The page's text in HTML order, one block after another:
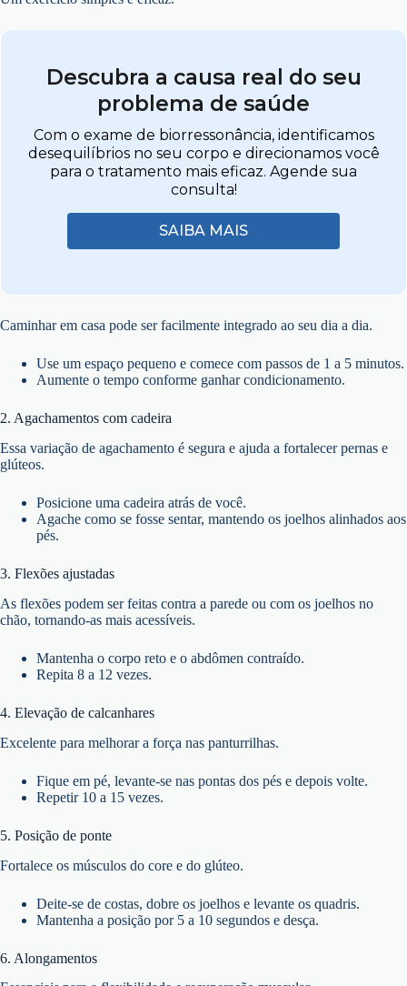
Descubra a causa real do seu
problema de saúde
Com o exame de biorressonância, identificamos
desequilíbrios no seu corpo e direcionamos você
para o tratamento mais eficaz. Agende sua
consulta!
SAIBA MAIS
Caminhar em casa pode ser facilmente integrado ao seu dia a dia.
Use um espaço pequeno e comece com passos de 1 a 5 minutos.
Aumente o tempo conforme ganhar condicionamento.
2. Agachamentos com cadeira
Essa variação de agachamento é segura e ajuda a fortalecer pernas e
glúteos.
Posicione uma cadeira atrás de você.
Agache como se fosse sentar, mantendo os joelhos alinhados aos
pés.
3. Flexões ajustadas
As flexões podem ser feitas contra a parede ou com os joelhos no
chão, tornando-as mais acessíveis.
Mantenha o corpo reto e o abdômen contraído.
Repita 8 a 12 vezes.
4. Elevação de calcanhares
Excelente para melhorar a força nas panturrilhas.
Fique em pé, levante-se nas pontas dos pés e depois volte.
Repetir 10 a 15 vezes.
5. Posição de ponte
Fortalece os músculos do core e do glúteo.
Deite-se de costas, dobre os joelhos e levante os quadris.
Mantenha a posição por 5 a 10 segundos e desça.
6. Alongamentos